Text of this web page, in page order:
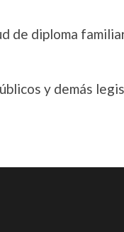
de diploma
y demás